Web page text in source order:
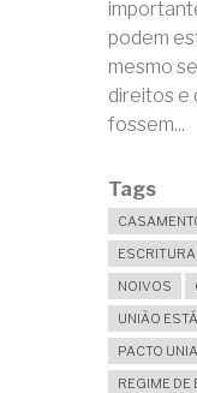
podem
mesmo
direitos e
fossem...
Tags
ESCRITURA
NOIVOS
UNIÃO
PACTO
REGIME DE